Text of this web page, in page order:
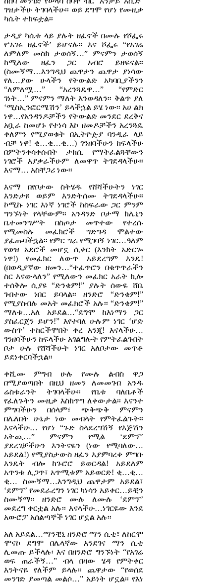
ገዝታችሁ ትገባላችሁ፡፡ ወይ ደግሞ የሆነ የሙዚቃ
ካሴት ተከፍቷል፡፡
ታዲያ ካሴቱ ላይ ያሉት ዘፈኖች በሙሉ የሾፌሩ
የ‘አገሩ ዘፈኖች’ ይሆናሉ፡፡ እና ሾፌሩ “የአገሬ
ለምለም መስክ ታወሰኝ…” ምናምን ታወሰኝ
ከሚለው ዘፈን ጋር አብሮ ይዘፍናል፡፡
(ስሙኝማ…እንግዲህ ጨዋታን ጨዋታ ያነሳው
የለ…ያው ሁላችን የትውልድ አካባቢያችንን
“ለምለሟ…” “አረንጓዴዋ…” “የምድር
ገነት…” ምናምን ማለት እንወዳለን፡፡ ቅልጥ ያለ
‘ሚስኢንፎርሜሽን’ ይላችኋል ይሄ ነው፡፡ አሀ ልክ
ነዋ…የአንዳንዶቻችን የትውልድ መንደር ደረቅና
አቧራ ከመሆኑ የተነሳ እኮ ዘመዶቻችን አረንጓዴ
ቀለምን የሚያወቁት በኢትዮዽያ ባንዲራ ላይ
ብቻ ነዋ! ቂ…ቂ…ቂ…) ገንዘባችሁን ከፍላችሁ
በምትንቀሳቀሱበት ታክሲ የማትፈልጓቸውን
ነገሮች እያቃራችሁም ለመዋጥ ትገደዳላችሁ፡፡
እናማ… አስቸጋሪ ነው፡፡
እናማ በየቦታው ስትሄዱ የሸሻችሁትን ነገር
እንድታዩ ወይም እንድትሰሙ ትገደዳላችሁ፡፡
ኮሚኩ ነገር እነኛ ነገሮች ከስፍራው ጋር ምንም
ግንኙነት የላቸውም፡፡ አንዳንድ ቦታማ ከሌኒን
ቤተመንግሥት በስጦታ መጥተው የተረሱ
የሚመስሉ መፈክሮች ግድግዳ ሞልተው
ያፈጡባችኋል፡፡ የምር ግራ የሚገባኝ ነገር…ዓለም
የወዝ አደሮች መሆኗ ሲቀር (እንክት አድርጐ
ነዋ!) የመፈክር ለውጥ አይደረግም እንዴ!
(በወዲያኛው ዘመን…“ተፈጥሮን በቁጥጥራችን
ስር እናውላለን” የሚለውን መፈክር አራት ኪሎ
ተሰቅሎ ሲያዩ “ድንቄም!” ያሉት ሰውዬ ሸቤ
ገብተው ነበር ይባላል፡፡ ዘንድሮ “ድንቄም!”
የሚያስብሉ መአት መፈክሮች አሉ፡፡ “ድንቄም!”
ማለቱ…አለ አይደል…“ደግሞ ከእነማን ጋር
ያስፈርጀን ይሆን!” እየተባለ ሁሉም ነገር ‘ሆድ
ውስጥ’ ተከርችሞበት ቀረ እንጂ! እናላችሁ…
ገንዘባችሁን ከፍላችሁ አገልግሎት የምትፈልጉበት
ቦታ ሁሉ የሸሻችሁት ነገር አለቦታው መጥቶ
ይደነቀርባችኋል፡፡
ቀሺሙ ምግብ ሁሉ የሙሉ ልብስ ዋጋ
በሚያወጣበት በዚህ ዘመን ለመመገብ አንዱ
ሬስቱራንት ትገባላችሁ፡፡ የቤቱ ባለቤቶች
የፈለጉትን ሙዚቃ እስከጥግ ለቀውታል፡፡ እናንተ
ምግባችሁን በሰላም፣ ጭቅጭቅ ምናምን
በሌለበት ሁኔታ ነው መብላት የምትፈልጉት፡፡
እናላችሁ… የሆነ “ጉድ ስላደረግሽኝ የእጅሽን
አትጪ…” ምናምን የሚል ‘ደምፕ’
ያደረገቻችሁን እንትናዬን (ነው የሚባለው…
አይደል!) የሚያስታውስ ዘፈን እያምባረቀ ምግቡ
እንዴት ብሎ ከጉሮሮ ይወርዳል! አይደለም
አጥንቱ ሊጋጥ፣ አጥሚቱም አይወርድ! ቂ…ቂ…
ቂ… ስሙኝማ…እንግዲህ ጨዋታም አይደል፣
‘ደምፕ’ የመደራረግን ነገር ካነሳን አይቀር…ይቺን
ስሙኝማ፡፡ ዘንድሮ ሙሉ ለሙሉ ‘ደምፕ’
መደረግ ቀርቷል አሉ፡፡ እናላችሁ…ነገርዬው እንደ
አውሮፓ አሰልጣኞች ነገር ሆኗል አሉ፡፡
አለ አይደል…ማንቺኒ ዘንድሮ ማን ሲቲ፣ ለከርሞ
ሞናኮ ደግሞ በሌላኛው እንደገና ማን ሲቲ
ሊመጡ ይችላሉ፡ እና በዘንድሮ ግንኙነት “የአገሬ
ወፍ ጠራችኝ…” ብላ በዛው ሄዳ የምትቀር
እንትናዬ የለችም ይላሉ፡፡ ጨዋታው “የወሰደ
መንገድ ያመጣል መልሶ…” አይነት ሆኗል፡፡ የእነ